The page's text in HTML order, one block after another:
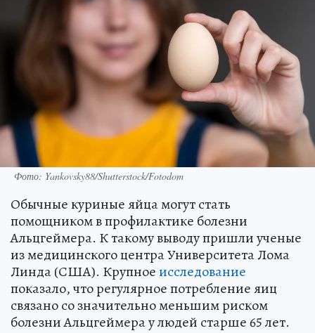
Фото: Yankovsky88/Shutterstock/Fotodom
Обычные куриные яйца могут стать
помощником в профилактике болезни
Альцгеймера. К такому выводу пришли ученые
из медицинского центра Университета Лома
Линда (США). Крупноеисследование
показало, что регулярное потребление яиц
связано со значительно меньшим риском
болезни Альцгеймера у людей старше 65 лет.